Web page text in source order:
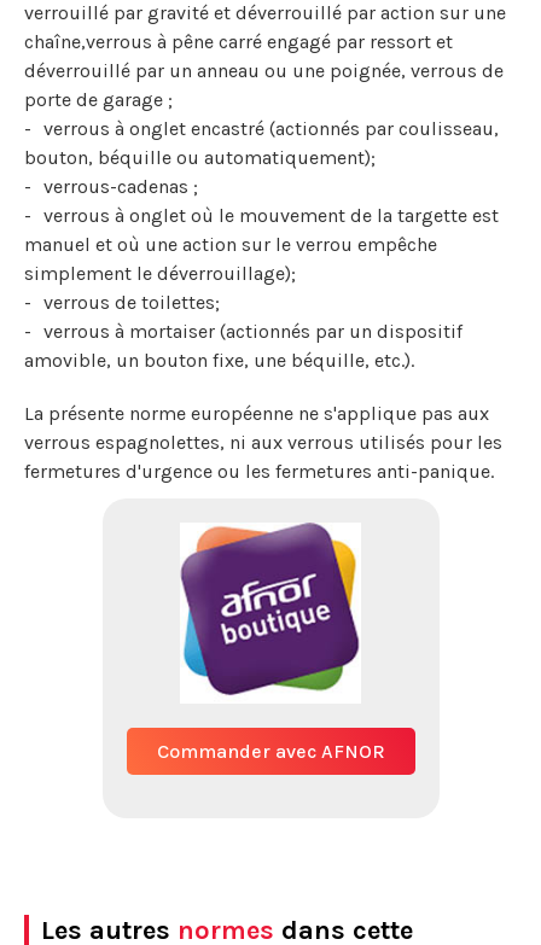
verrouillé par gravité et déverrouillé par action sur une
chaîne,verrous à pêne carré engagé par ressort et
déverrouillé par un anneau ou une poignée, verrous de
porte de garage ;
verrous à onglet encastré (actionnés par coulisseau,
bouton, béquille ou automatiquement);
verrous-cadenas ;
verrous à onglet où le mouvement de la targette est
manuel et où une action sur le verrou empêche
simplement le déverrouillage);
verrous de toilettes;
verrous à mortaiser (actionnés par un dispositif
amovible, un bouton fixe, une béquille, etc.).
La présente norme européenne ne s'applique pas aux
verrous espagnolettes, ni aux verrous utilisés pour les
fermetures d'urgence ou les fermetures anti-panique.
Commander avec AFNOR
Les autres normes dans cette